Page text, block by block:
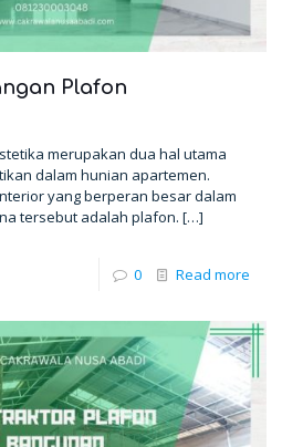
Plafon
merupakan dua hal utama
dalam hunian apartemen.
yang berperan besar dalam
tersebut adalah plafon. […]
0 Read more